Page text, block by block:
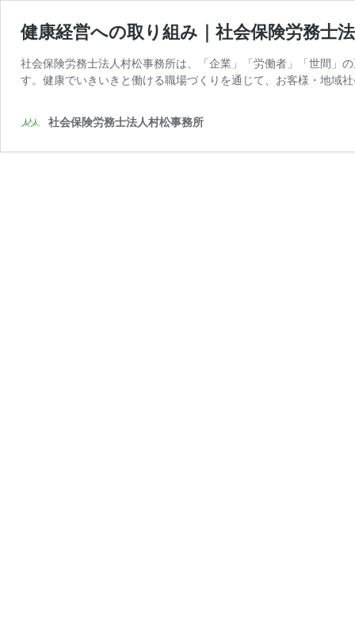
健康経営への取り組み｜社会保険労務士
社会保険労務士法人村松事務所は、「企業」「労働者」「世間」
す。健康でいきいきと働ける職場づくりを通じて、お客様・地域
社会保険労務士法人村松事務所